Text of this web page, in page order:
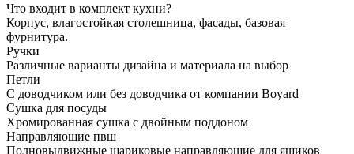
Что входит в комплект кухни?
Корпус, влагостойкая столешница, фасады, базовая
фурнитура.
Ручки
Различные варианты дизайна и материала на выбор
Петли
С доводчиком или без доводчика от компании Boyard
Сушка для посуды
Хромированная сушка с двойным поддоном
Направляющие пвш
Полновыдвижные шариковые направляющие для ящиков